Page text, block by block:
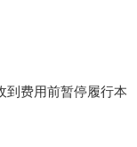
费用前暂停履行本